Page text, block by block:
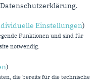
Einstellungen)
Funktionen und sind für
notwendig.
)
die bereits für die technische